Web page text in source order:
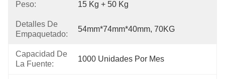
Peso: 15 Kg + 50 Kg
Detalles De
Empaquetado:
54mm*74mm*40mm, 70KG
Capacidad De
La Fuente:
1000 Unidades Por Mes